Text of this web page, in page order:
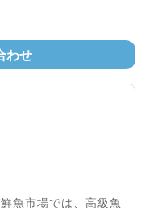
わせ
魚市場では、高級魚